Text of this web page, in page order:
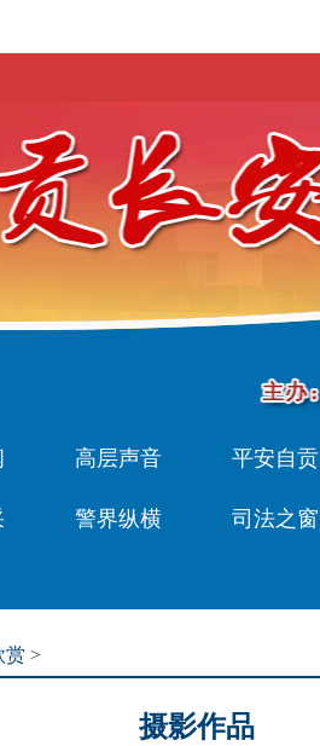
高层声音 平安自贡
警界纵横 司法之窗
赏 >
摄影作品